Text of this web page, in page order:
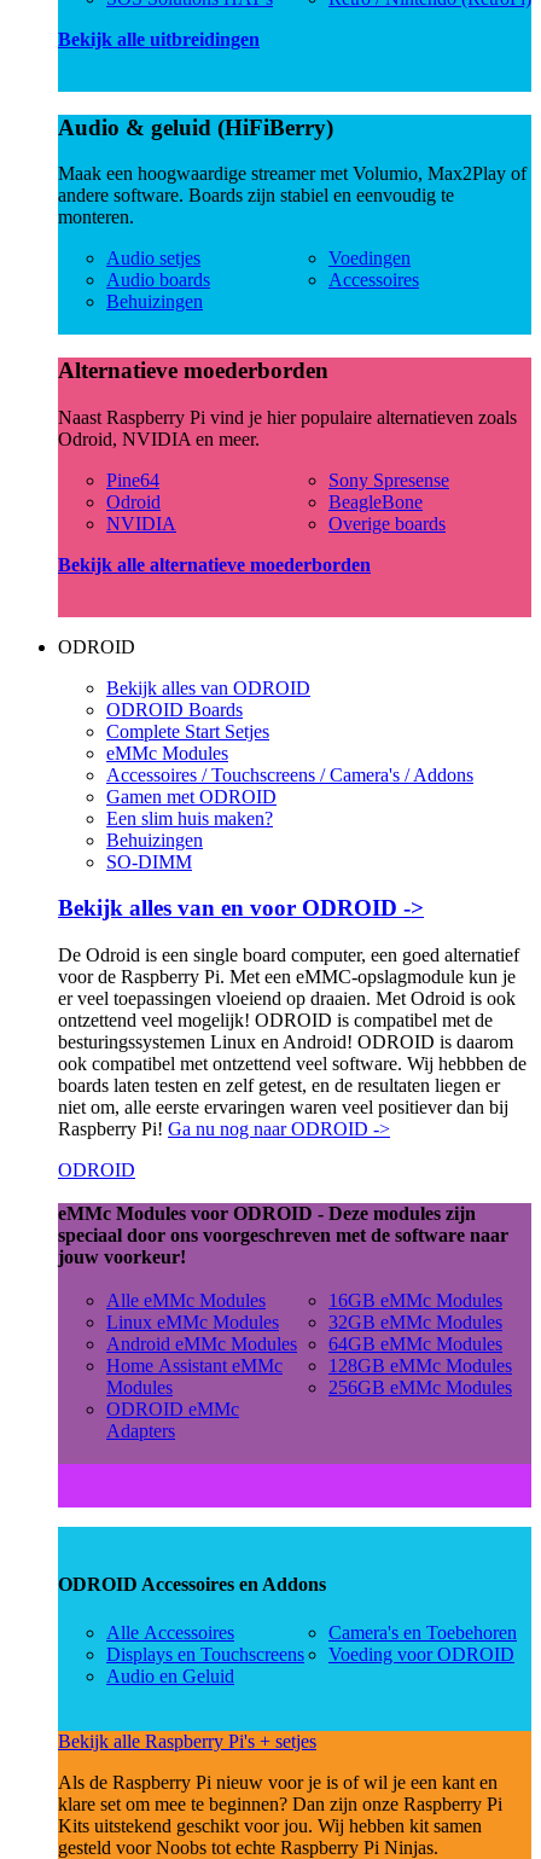
Bekijk alle uitbreidingen
Audio & geluid (HiFiBerry)
Maak een hoogwaardige streamer met Volumio, Max2Play of
andere software. Boards zijn stabiel en eenvoudig te
monteren.
Audio setjes
Audio boards
Behuizingen
Voedingen
Accessoires
Alternatieve moederborden
Naast Raspberry Pi vind je hier populaire alternatieven zoals
Odroid, NVIDIA en meer.
Pine64
Odroid
NVIDIA
Sony Spresense
BeagleBone
Overige boards
Bekijk alle alternatieve moederborden
ODROID
Bekijk alles van ODROID
ODROID Boards
Complete Start Setjes
eMMc Modules
Accessoires / Touchscreens / Camera's / Addons
Gamen met ODROID
Een slim huis maken?
Behuizingen
SO-DIMM
Bekijk alles van en voor ODROID ->
De Odroid is een single board computer, een goed alternatief
voor de Raspberry Pi. Met een eMMC-opslagmodule kun je
er veel toepassingen vloeiend op draaien. Met Odroid is ook
ontzettend veel mogelijk! ODROID is compatibel met de
besturingssystemen Linux en Android! ODROID is daarom
ook compatibel met ontzettend veel software. Wij hebbben de
boards laten testen en zelf getest, en de resultaten liegen er
niet om, alle eerste ervaringen waren veel positiever dan bij
Raspberry Pi! Ga nu nog naar ODROID ->
ODROID
eMMc Modules voor ODROID - Deze modules zijn
speciaal door ons voorgeschreven met de software naar
jouw voorkeur!
Alle eMMc Modules
Linux eMMc Modules
Android eMMc Modules
Home Assistant eMMc
Modules
ODROID eMMc
Adapters
16GB eMMc Modules
32GB eMMc Modules
64GB eMMc Modules
128GB eMMc Modules
256GB eMMc Modules
ODROID Accessoires en Addons
Alle Accessoires
Displays en Touchscreens
Audio en Geluid
Camera's en Toebehoren
Voeding voor ODROID
Bekijk alle Raspberry Pi's + setjes
Als de Raspberry Pi nieuw voor je is of wil je een kant en
klare set om mee te beginnen? Dan zijn onze Raspberry Pi
Kits uitstekend geschikt voor jou. Wij hebben kit samen
gesteld voor Noobs tot echte Raspberry Pi Ninjas.